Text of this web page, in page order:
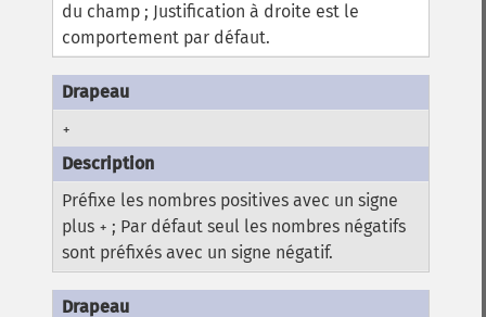
du champ ; Justification à droite est le
comportement par défaut.
+
Préfixe les nombres positives avec un signe
plus + ; Par défaut seul les nombres négatifs
sont préfixés avec un signe négatif.